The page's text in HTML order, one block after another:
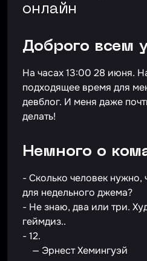
онлайн
Доброго всем
На часах 13:00 28 июня.
подходящее время для
девблог. И меня даже
делать!
Немного о
- Сколько человек нужно,
для недельного джема?
- Не знаю, два или три.
геймдиз..
-
— Эрнест Хемингуэй